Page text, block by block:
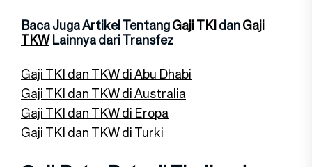
Baca Juga Artikel TentangGaji TKIdanGaji
TKWLainnya dari Transfez
Gaji TKI dan TKW di Abu Dhabi
Gaji TKI dan TKW di Australia
Gaji TKI dan TKW di Eropa
Gaji TKI dan TKW di Turki